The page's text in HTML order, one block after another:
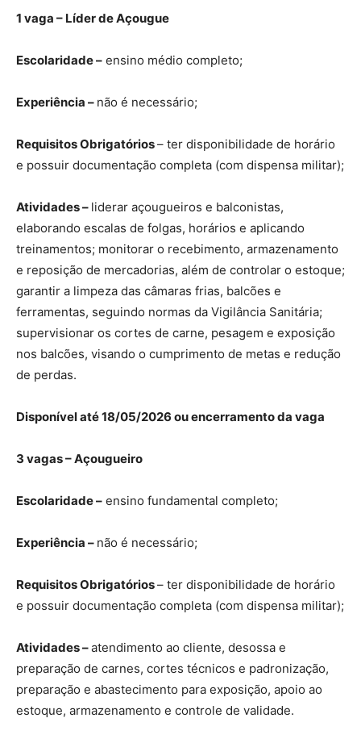
1 vaga – Líder de Açougue
Escolaridade – ensino médio completo;
Experiência – não é necessário;
Requisitos Obrigatórios– ter disponibilidade de horário
e possuir documentação completa (com dispensa militar);
Atividades – liderar açougueiros e balconistas,
elaborando escalas de folgas, horários e aplicando
treinamentos; monitorar o recebimento, armazenamento
e reposição de mercadorias, além de controlar o estoque;
garantir a limpeza das câmaras frias, balcões e
ferramentas, seguindo normas da Vigilância Sanitária;
supervisionar os cortes de carne, pesagem e exposição
nos balcões, visando o cumprimento de metas e redução
de perdas.
Disponível até 18/05/2026 ou encerramento da vaga
3 vagas – Açougueiro
Escolaridade – ensino fundamental completo;
Experiência – não é necessário;
Requisitos Obrigatórios– ter disponibilidade de horário
e possuir documentação completa (com dispensa militar);
Atividades –atendimento ao cliente, desossa e
preparação de carnes, cortes técnicos e padronização,
preparação e abastecimento para exposição, apoio ao
estoque, armazenamento e controle de validade.